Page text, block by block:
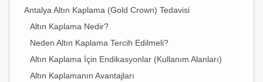
Antalya Altın Kaplama (Gold Crown) Tedavisi
Altın Kaplama Nedir?
Neden Altın Kaplama Tercih Edilmeli?
Altın Kaplama İçin Endikasyonlar (Kullanım Alanları)
Altın Kaplamanın Avantajları